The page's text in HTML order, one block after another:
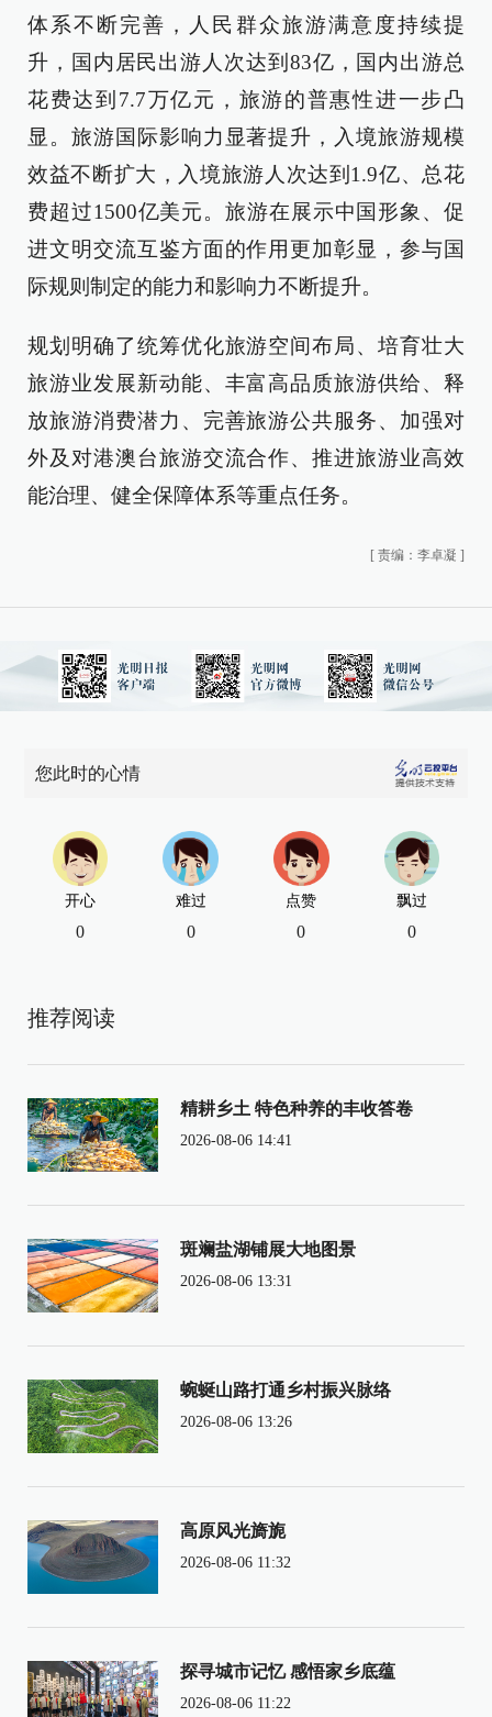
体系不断完善，人民群众旅游满意度持续提
升，国内居民出游人次达到83亿，国内出游总
花费达到7.7万亿元，旅游的普惠性进一步凸
显。旅游国际影响力显著提升，入境旅游规模
效益不断扩大，入境旅游人次达到1.9亿、总花
费超过1500亿美元。旅游在展示中国形象、促
进文明交流互鉴方面的作用更加彰显，参与国
际规则制定的能力和影响力不断提升。
规划明确了统筹优化旅游空间布局、培育壮大
旅游业发展新动能、丰富高品质旅游供给、释
放旅游消费潜力、完善旅游公共服务、加强对
外及对港澳台旅游交流合作、推进旅游业高效
能治理、健全保障体系等重点任务。
[ 责编：李卓凝 ]
您此时的心情
开心
0
难过
0
点赞
0
飘过
0
推荐阅读
精耕乡土 特色种养的丰收答卷
2026-08-06 14:41
斑斓盐湖铺展大地图景
2026-08-06 13:31
蜿蜒山路打通乡村振兴脉络
2026-08-06 13:26
高原风光旖旎
2026-08-06 11:32
探寻城市记忆 感悟家乡底蕴
2026-08-06 11:22